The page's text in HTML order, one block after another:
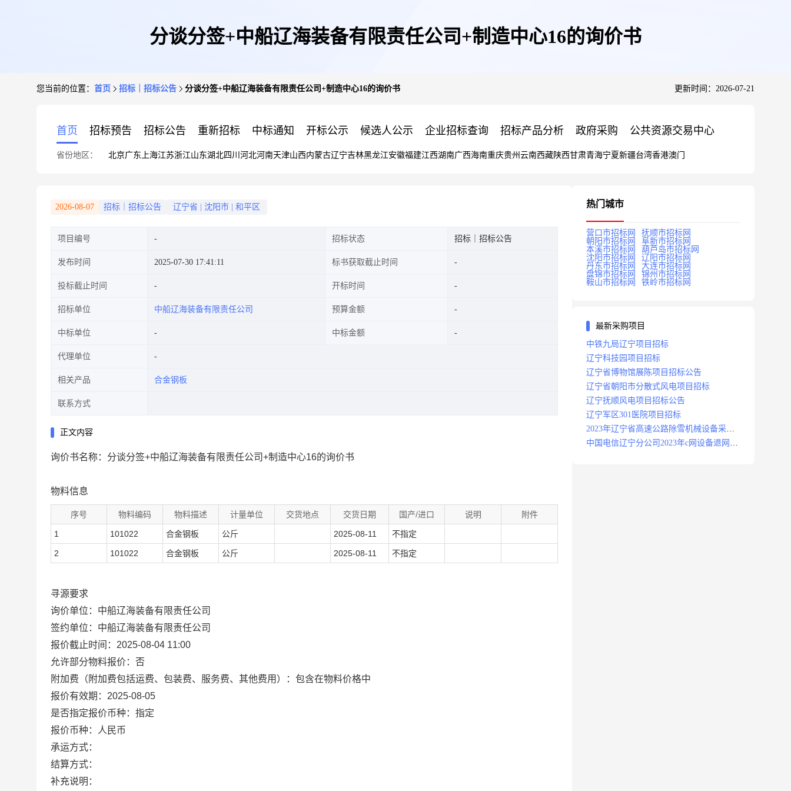
分谈分签+中船辽海装备有限责任公司+制造中心16的询价书
您当前的位置： 首页 招标｜招标公告 分谈分签+中船辽海装备有限责任公司+制造中心16的询价书 更新时间：2026-07-21
首页 招标预告 招标公告 重新招标 中标通知 开标公示 候选人公示 企业招标查询 招标产品分析 政府采购 公共资源交易中心
省份地区： 北京广东 上海江苏浙江山东湖北四川 河北河南天津山西内蒙古辽宁吉林黑龙江安徽福建江西湖南广西海南重庆贵州 云南西藏陕西甘肃青海宁夏新疆台湾香港澳门
2026-08-07 招标｜招标公告 辽宁省 沈阳市 和平区
项目编号 招标状态 招标｜招标公告
发布时间 2025-07-30 17:41:11 标书获取截止时间
投标截止时间 开标时间
招标单位 中船辽海装备有限责任公司 预算金额
中标单位 中标金额
代理单位
相关产品 合金钢板
联系方式
正文内容
询价书名称：分谈分签+中船辽海装备有限责任公司+制造中心16的询价书
物料信息
序号 物料编码 物料描述 计量单位 交货地点 交货日期 国产/进口 说明 附件
1 101022 合金钢板 公斤 2025-08-11 不指定
2 101022 合金钢板 公斤 2025-08-11 不指定
寻源要求
询价单位：中船辽海装备有限责任公司
签约单位：中船辽海装备有限责任公司
报价截止时间：2025-08-04 11:00
允许部分物料报价：否
附加费（附加费包括运费、包装费、服务费、其他费用）：包含在物料价格中
报价有效期：2025-08-05
是否指定报价币种：指定
报价币种：人民币
承运方式：
结算方式：
补充说明：
热门城市
营口市招标网
抚顺市招标网
朝阳市招标网
阜新市招标网
本溪市招标网
葫芦岛市招标网
沈阳市招标网
辽阳市招标网
丹东市招标网
大连市招标网
盘锦市招标网
锦州市招标网
鞍山市招标网
铁岭市招标网
最新采购项目
中铁九局辽宁项目招标
辽宁科技园项目招标
辽宁省博物馆展陈项目招标公告
辽宁省朝阳市分散式风电项目招标
辽宁抚顺风电项目招标公告
辽宁军区301医院项目招标
2023年辽宁省高速公路除雪机械设备采购
项目招标招标公告
中国电信辽宁分公司2023年c网设备退网拆